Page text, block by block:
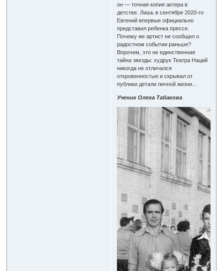
он — точная копия актера в
детстве. Лишь в сентябре 2020-го
Евгений впервые официально
представил ребенка прессе.
Почему же артист не сообщил о
радостном событии раньше?
Впрочем, это не единственная
тайна звезды: худрук Театра Наций
никогда не отличался
откровенностью и скрывал от
публики детали личной жизни...
Ученик Олега Табакова